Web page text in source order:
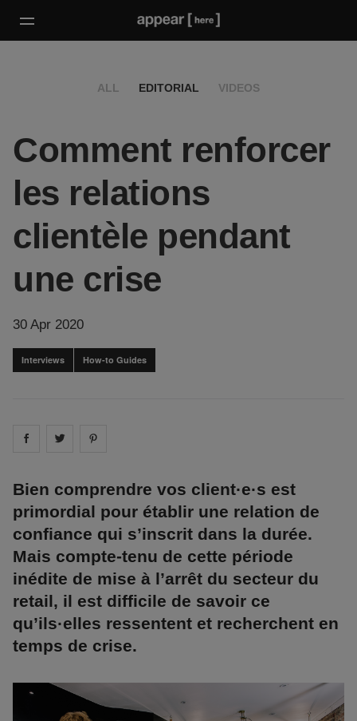
ALL EDITORIAL VIDEOS
Comment renforcer
les relations
clientèle pendant
une crise
30 Apr 2020
Interviews How-to Guides
Share on facebook
Share on
Bien comprendre vos client·e·s est
primordial pour établir une relation de
confiance qui s’inscrit dans la durée.
Mais compte-tenu de cette période
inédite de mise à l’arrêt du secteur du
retail, il est difficile de savoir ce
qu’ils·elles ressentent et recherchent en
temps de crise.